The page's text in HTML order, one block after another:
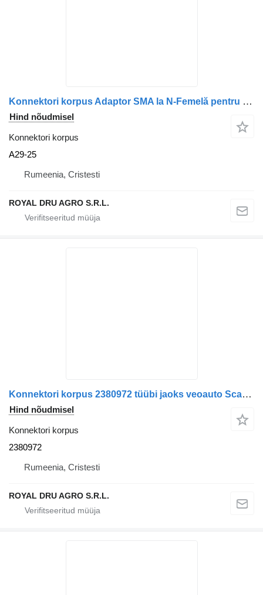
Konnektori korpus Adaptor SMA la N-Femelă pentru Conexiune prin Cablu A29-25 tüübi jaoks veoauto
Hind nõudmisel
Konnektori korpus
A29-25
Rumeenia, Cristesti
ROYAL DRU AGRO S.R.L.
Konnektori korpus 2380972 tüübi jaoks veoauto Scania
Hind nõudmisel
Konnektori korpus
2380972
Rumeenia, Cristesti
ROYAL DRU AGRO S.R.L.